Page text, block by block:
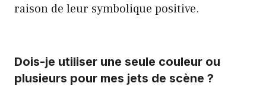
raison de leur symbolique positive.
Dois-je utiliser une seule couleur ou
plusieurs pour mes jets de scène ?